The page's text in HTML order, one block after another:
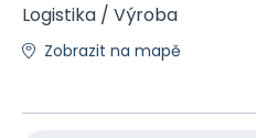
Logistika / Výroba
Zobrazit na mapě